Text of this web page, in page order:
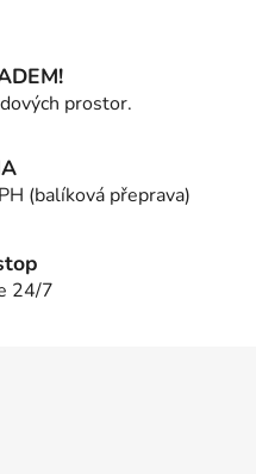
prostor.
(balíková přeprava)
24/7